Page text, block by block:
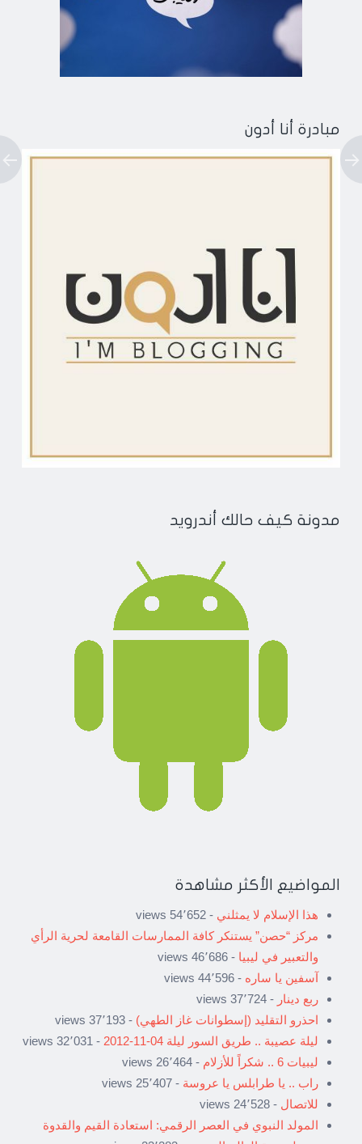
مبادرة أنا أدون
مدونة كيف حالك أندرويد
المواضيع الأكثر مشاهدة
هذا الإسلام لا يمثلني - 54٬652 views
مركز “حصن” يستنكر كافة الممارسات القامعة لحرية الرأي
والتعبير في ليبيا - 46٬686 views
آسفين يا ساره - 44٬596 views
ربع دينار - 37٬724 views
احذرو التقليد (إسطوانات غاز الطهي) - 37٬193 views
ليلة عصيبة .. طريق السور ليلة 04-11-2012
- 32٬031 views
ليبيات 6 .. شكراً للأزلام
- 26٬464 views
راب .. يا طرابلس يا عروسة - 25٬407 views
للاتصال - 24٬528 views
المولد النبوي في العصر الرقمي: استعادة القيم والقدوة